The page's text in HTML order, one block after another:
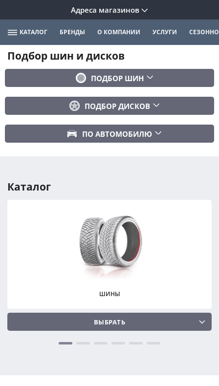
Адреса магазинов
КАТАЛОГ БРЕНДЫ О КОМПАНИИ УСЛУГИ
Подбор шин и дисков
ПОДБОР ШИН
Сбросить
ПОДБОР ДИСКОВ
ПОДОБРАТЬ
Сбросить
ПО АВТОМОБИЛЮ
Год авто
ПОДОБРАТЬ
Сбросить
Каталог
ШИНЫ
ВЫБРАТЬ